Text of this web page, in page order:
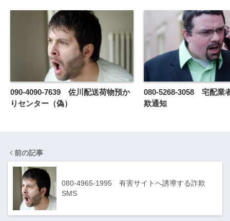
090-4090-7639 佐川配送荷物預か
りセンター（偽）
080-5268-3058 宅配業
欺通知
前の記事
080-4965-1995 有害サイトへ誘導する詐欺
SMS